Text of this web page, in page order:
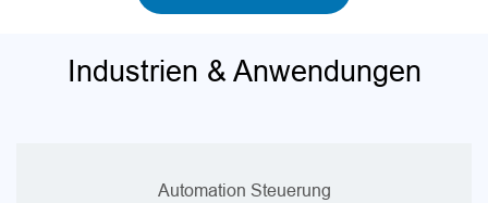
Industrien & Anwendungen
Automation Steuerung